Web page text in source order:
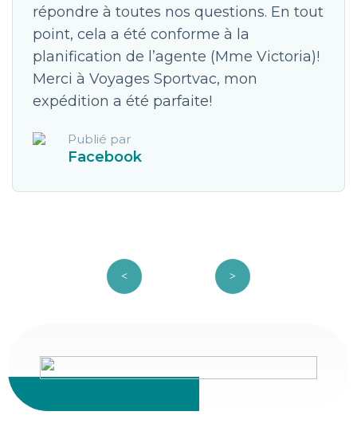
répondre à toutes nos questions. En tout
point, cela a été conforme à la
planification de l’agente (Mme Victoria)!
Merci à Voyages Sportvac, mon
expédition a été parfaite!
Publié par
Facebook